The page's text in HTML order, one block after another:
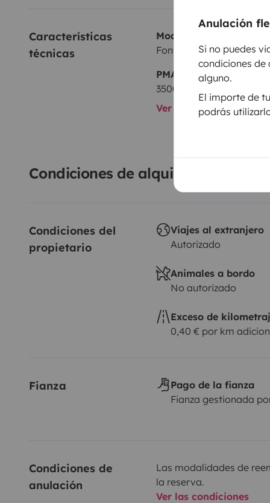
Anulación
Si no puedes
condiciones
alguno.
El importe de
podrás
Características
técnicas
Modelo
Font Vendôme Séjour
PMA:
3500 kg
Ver todas las
Condiciones de alquiler
Condiciones del
propietario
Viajes al extranjero
Autorizado
Animales a bordo
No autorizado
Exceso de
0,40 € por km
Fianza
Pago de la fianza
Fianza gestionada
Condiciones de
anulación
Las modalidades de
la reserva.
Ver las condiciones